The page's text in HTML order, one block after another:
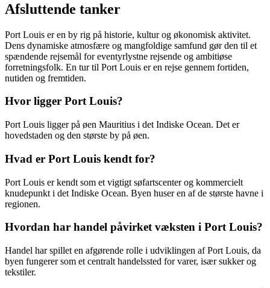
Afsluttende tanker
Port Louis er en by rig på historie, kultur og økonomisk aktivitet.
Dens dynamiske atmosfære og mangfoldige samfund gør den til et
spændende rejsemål for eventyrlystne rejsende og ambitiøse
forretningsfolk. En tur til Port Louis er en rejse gennem fortiden,
nutiden og fremtiden.
Hvor ligger Port Louis?
Port Louis ligger på øen Mauritius i det Indiske Ocean. Det er
hovedstaden og den største by på øen.
Hvad er Port Louis kendt for?
Port Louis er kendt som et vigtigt søfartscenter og kommercielt
knudepunkt i det Indiske Ocean. Byen huser en af de største havne i
regionen.
Hvordan har handel påvirket væksten i Port Louis?
Handel har spillet en afgørende rolle i udviklingen af Port Louis, da
byen fungerer som et centralt handelssted for varer, især sukker og
tekstiler.